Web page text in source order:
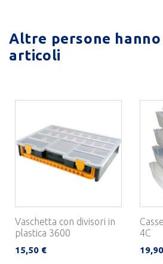
Altre persone
articoli
Vaschetta con divisori in
plastica 3600
15,50 €
4C